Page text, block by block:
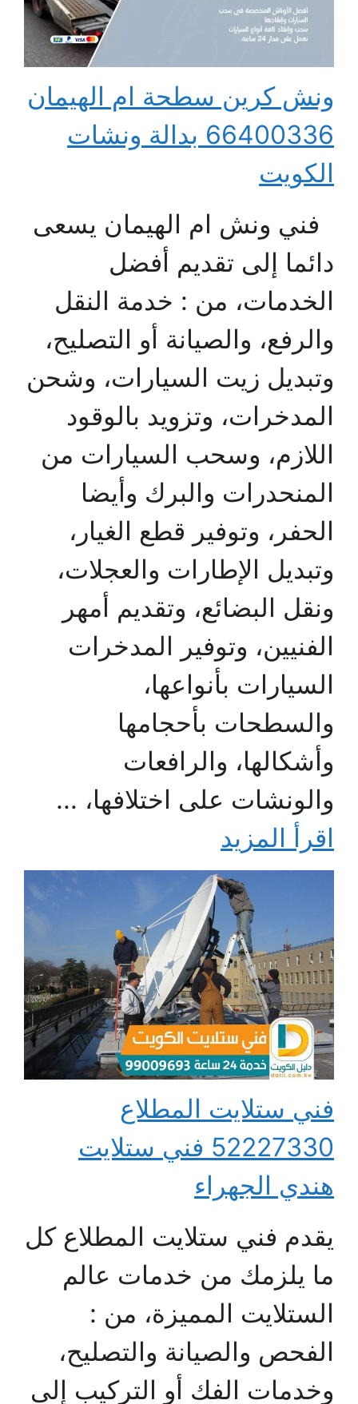
ونش كرين سطحة ام الهيمان
66400336 بدالة ونشات
الكويت
فني ونش ام الهيمان يسعى
دائما إلى تقديم أفضل
الخدمات، من : خدمة النقل
والرفع، والصيانة أو التصليح،
وتبديل زيت السيارات، وشحن
المدخرات، وتزويد بالوقود
اللازم، وسحب السيارات من
المنحدرات والبرك وأيضا
الحفر، وتوفير قطع الغيار،
وتبديل الإطارات والعجلات،
ونقل البضائع، وتقديم أمهر
الفنيين، وتوفير المدخرات
السيارات بأنواعها،
والسطحات بأحجامها
وأشكالها، والرافعات
والونشات على اختلافها، ...
اقرأ المزيد
فني ستلايت المطلاع
52227330 فني ستلايت
هندي الجهراء
يقدم فني ستلايت المطلاع كل
ما يلزمك من خدمات عالم
الستلايت المميزة، من :
الفحص والصيانة والتصليح،
وخدمات الفك أو التركيب إلى